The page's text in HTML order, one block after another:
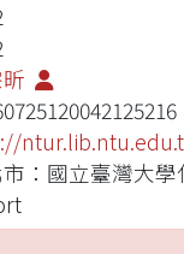
：國立臺灣大